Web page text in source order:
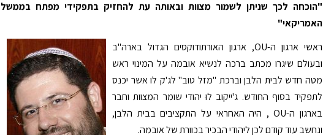
"הוכחה לכך שניתן לשמור מצוות ובאותה עת להחזיק בתפקידי מפתח בממשל
האמריקאי"
ראשי ארגון ה-OU, ארגון האורתודוקסים הגדול בארה"ב
ובעולם שיגרו מכתב ברכה לנשיא אובמה על המינוי ראש
מטה חדש לבית הלבן וברכת "מזל טוב" לג'ק לו אשר יכנס
לתפקיד בסוף החודש. ג'ייקוב לוּ יהודי שומר המצוות וחבר
בארגון ה-OU , היה האחראי על התקציבים בבית הלבן,
ונחשב עוד קודם לכן ליהודי הבכיר בכוורת של אובמה.